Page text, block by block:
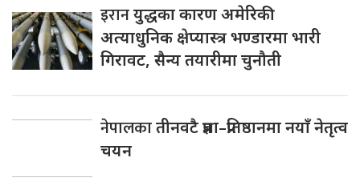
इरानयुद्धका कारण अमेरिकी
अत्याधुनिक क्षेप्यास्त्र भण्डारमा भारी
गिरावट, सैन्य तयारीमा चुनौती
नेपालकातीनवटै प्रज्ञा–प्रतिष्ठानमा नयाँ नेतृत्व
चयन